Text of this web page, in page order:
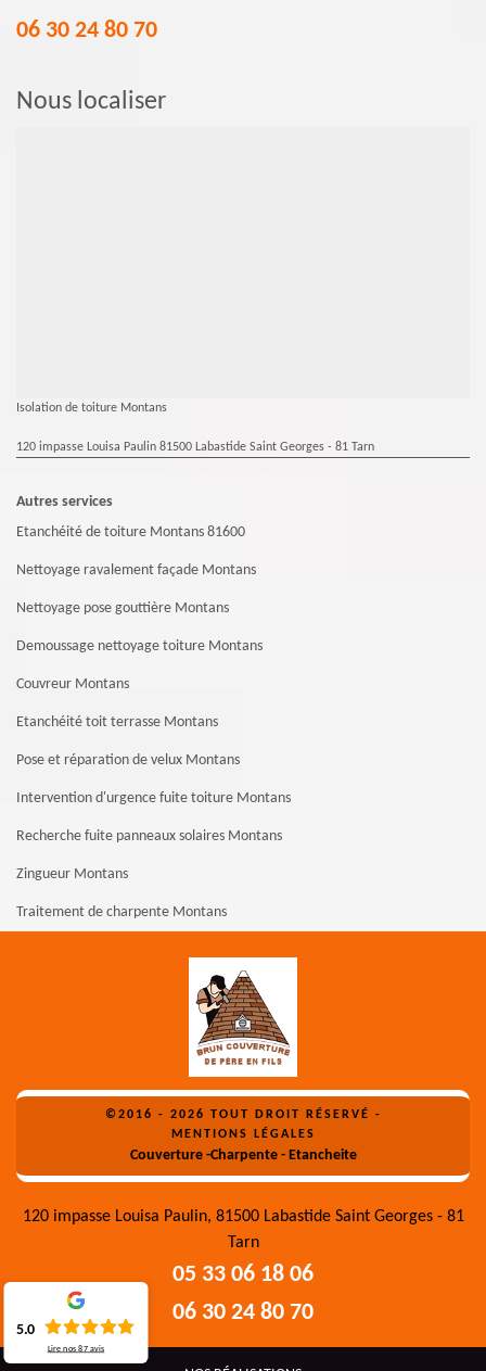
06 30 24 80 70
Nous localiser
Isolation de toiture Montans
120 impasse Louisa Paulin 81500 Labastide Saint Georges - 81 Tarn
Autres services
Etanchéité de toiture Montans 81600
Nettoyage ravalement façade Montans
Nettoyage pose gouttière Montans
Demoussage nettoyage toiture Montans
Couvreur Montans
Etanchéité toit terrasse Montans
Pose et réparation de velux Montans
Intervention d'urgence fuite toiture Montans
Recherche fuite panneaux solaires Montans
Zingueur Montans
Traitement de charpente Montans
©2016 - 2026 TOUT DROIT RÉSERVÉ -
MENTIONS LÉGALES
Couverture -Charpente - Etancheite
120 impasse Louisa Paulin, 81500 Labastide Saint Georges - 81
Tarn
05 33 06 18 06
06 30 24 80 70
5.0
Lire nos87 avis